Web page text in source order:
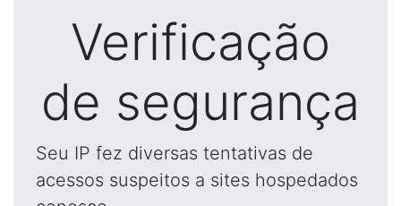
Verificação
de segurança
Seu IP fez diversas tentativas de
acessos suspeitos a sites hospedados